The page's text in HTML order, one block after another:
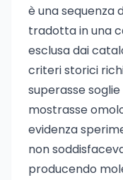
è una sequenza
tradotta in una
esclusa dai
criteri storici
superasse
mostrasse
evidenza
non
producendo